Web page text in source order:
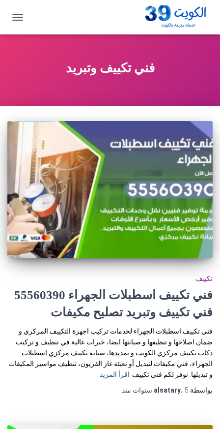
التنقل
فني تكييف وتبريد
تكييف
فني تكييف اسطبلات الجهراء 55560390
فني تكييف وتبريد تصليح مكيفات
فني تكييف اسطبلات الجهراء لخدمات تركيب اجهزة التكييف المركزي و
ضمان اصلاحها و تنظيفها و صيانتها ايضا، خبرات عالية في تنظيف و تركيب
دكات تكييف مركزي الكويت و تمديدها، صيانة تكييف مركزي اسطبلات
الجهراء، فني مكيفات لتبديل أو تعبئة غاز الفريون، تنظيف مواسير المكيفات
و تبديلها. نوفر لكم فني تكييف اقرأ المزيد
بواسطة
alsatary، 5 سنوات منذ